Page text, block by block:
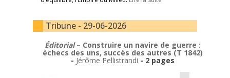
Tribune - 29-06-2026
Éditorial– Construire un navire de guerre :
échecs des uns, succès des autres (T 1842)
- Jérôme Pellistrandi - 2 pages